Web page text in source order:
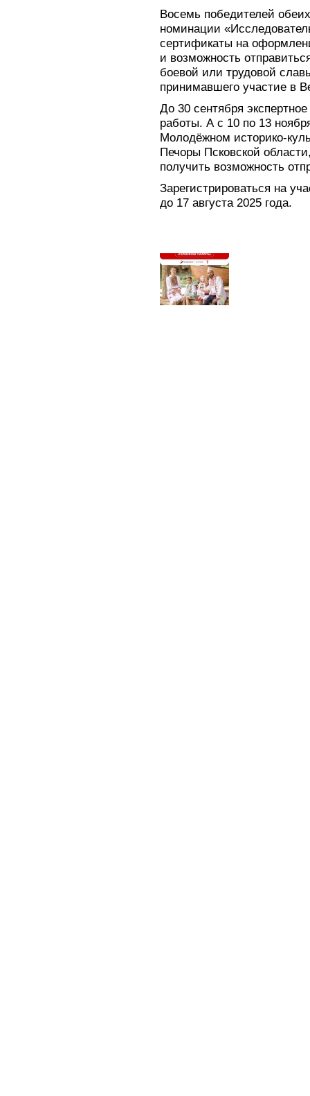
Восемь победителей
номинации
сертификаты на
и возможность
боевой или трудовой
принимавшего участие в
До 30 сентября
работы. А с 10 по 13
Молодёжном историко-
Печоры Псковской
получить возможность
Зарегистрироваться на
до 17 августа 2025 года.